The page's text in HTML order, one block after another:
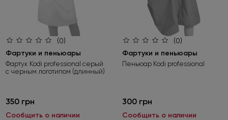
(0)
Фартуки и пеньюары
Фартук Kodi professional cерый
с черным логотипом (длинный)
350 грн
Сообщить о наличии
(0)
Фартуки и пеньюары
Пеньюар Kodi professional
300 грн
Сообщить о наличии